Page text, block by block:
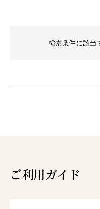
検索条件に該当
ご利用ガイド